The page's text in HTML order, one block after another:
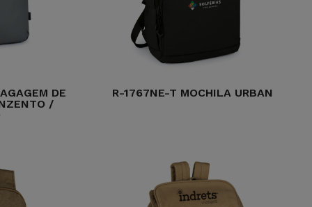
DE
/
R-1767NE-T MOCHILA URBAN